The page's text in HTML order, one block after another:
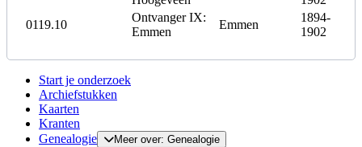
0119.10
Ontvanger IX:
Emmen
Emmen
1894-
1902
Start je onderzoek
Archiefstukken
Kaarten
Kranten
Genealogie
Meer over: Genealogie